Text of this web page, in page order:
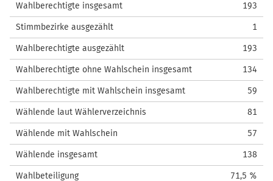
Wahlberechtigte insgesamt 193
Stimmbezirke ausgezählt 1
Wahlberechtigte ausgezählt 193
Wahlberechtigte ohne Wahlschein insgesamt 134
Wahlberechtigte mit Wahlschein insgesamt 59
Wählende laut Wählerverzeichnis 81
Wählende mit Wahlschein 57
Wählende insgesamt 138
Wahlbeteiligung 71,5 %